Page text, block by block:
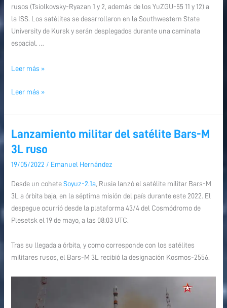
rusos (Tsiolkovsky-Ryazan 1 y 2, además de los YuZGU-55 11 y 12) a
la ISS. Los satélites se desarrollaron en la Southwestern State
University de Kursk y serán desplegados durante una caminata
espacial. …
Leer más »
Leer más »
Lanzamiento militar del satélite Bars-M
3L ruso
19/05/2022 / Emanuel Hernández
Desde un coheteSoyuz-2.1a , Rusia lanzó el satélite militar Bars-M
3L a órbita baja, en la séptima misión del país durante este 2022. El
despegue ocurrió desde la plataforma 43/4 del Cosmódromo de
Plesetsk el 19 de mayo, a las 08:03 UTC.
Tras su llegada a órbita, y como corresponde con los satélites
militares rusos, el Bars-M 3L recibió la designación Kosmos-2556.
Lanzamiento
militar
satélite
Bars-
M
3L
ruso
Lanzamiento
militar
satélite
Bars-
M
3L
ruso